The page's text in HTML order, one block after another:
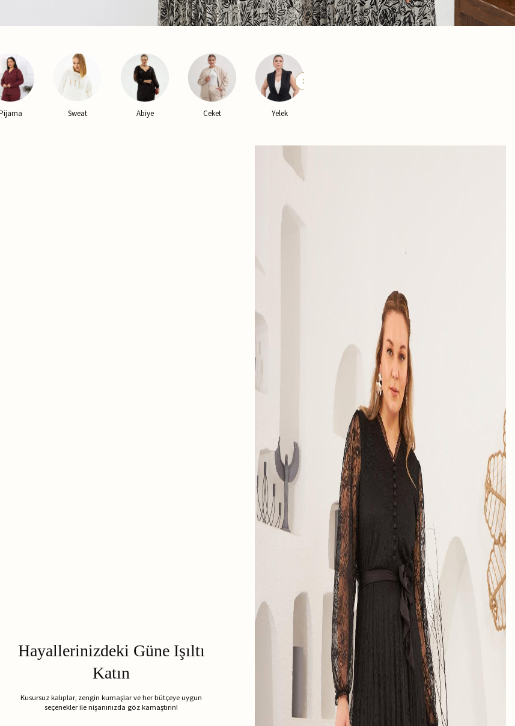
Sweat Abiye Ceket Yelek Kaban
Hayallerinizdeki Güne Işıltı
Katın
Kusursuz kalıplar, zengin kumaşlar ve her bütçeye uygun
seçenekler ile nişanınızda göz kamaştırın!